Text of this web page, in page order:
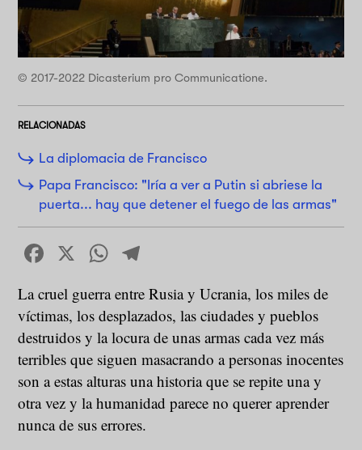
© 2017-2022 Dicasterium pro Communicatione.
RELACIONADAS
La diplomacia de Francisco
Papa Francisco: "Iría a ver a Putin si abriese la
puerta... hay que detener el fuego de las armas"
Facebook
X WhatsApp
La cruel guerra entre Rusia y Ucrania, los miles de
víctimas, los desplazados, las ciudades y pueblos
destruidos y la locura de unas armas cada vez más
terribles que siguen masacrando a personas inocentes
son a estas alturas una historia que se repite una y
otra vez y la humanidad parece no querer aprender
nunca de sus errores.